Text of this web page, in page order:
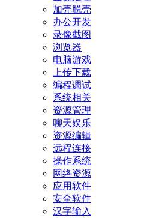
加壳脱壳
办公开发
录像截图
浏览器
电脑游戏
上传下载
编程调试
系统相关
资源管理
聊天娱乐
资源编辑
远程连接
操作系统
网络资源
应用软件
安全软件
汉字输入